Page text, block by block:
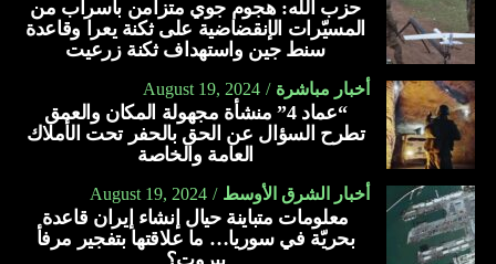
حزب الله: هجوم جوي متزامن بأسراب من
المسيّرات الإنقضاضية على ثكنة يعرا وقاعدة
سنط جين واستهداف ثكنة زرعيت
أخبار مباشرة August 19, 2024
“عماد 4” منشأة مجهولة المكان والعمق
تطرح السؤال عن الحق بالحفر تحت الأملاك
العامة والخاصة
أخبار الشرق الأوسط August 19, 2024
معلومات متباينة حيال إنشاء إيران قاعدة
بحريّة في سوريا… ما علاقتها بتفجير مرفأ